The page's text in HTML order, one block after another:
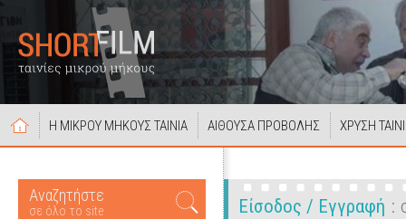
Η ΜΙΚΡΟΥ ΜΗΚΟΥΣ ΤΑΙΝΙΑ ΑΙΘΟΥΣΑ ΠΡΟΒΟΛΗΣ ΧΡΥΣΗ
Αναζητήστε
σε όλο το site Είσοδος / Εγγραφή